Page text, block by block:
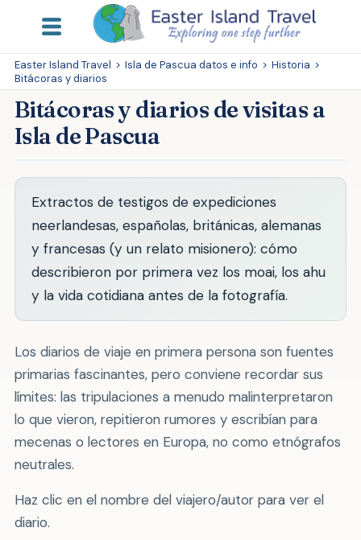
Easter Island Travel > Isla de Pascua datos e info > Historia >
Bitácoras y diarios
Bitácoras y diarios de visitas a
Isla de Pascua
Extractos de testigos de expediciones
neerlandesas, españolas, británicas, alemanas
y francesas (y un relato misionero): cómo
describieron por primera vez los moai, los ahu
y la vida cotidiana antes de la fotografía.
Los diarios de viaje en primera persona son fuentes
primarias fascinantes, pero conviene recordar sus
límites: las tripulaciones a menudo malinterpretaron
lo que vieron, repitieron rumores y escribían para
mecenas o lectores en Europa, no como etnógrafos
neutrales.
Haz clic en el nombre del viajero/autor para ver el
diario.